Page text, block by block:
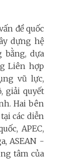
đề quốc
dựng hệ
bằng, dựa
Liên hợp
vũ lực,
giải quyết
Hai bên
các diễn
APEC,
ASEAN -
tâm của